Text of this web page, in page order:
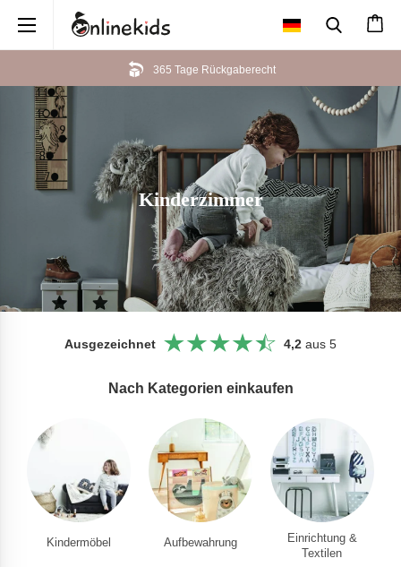
365 Tage Rückgaberecht
Kinderzimmer
Ausgezeichnet 4,2 aus 5
Nach Kategorien einkaufen
Kindermöbel Aufbewahrung
Einrichtung &
Textilen